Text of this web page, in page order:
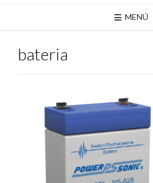
MENÚ
bateria